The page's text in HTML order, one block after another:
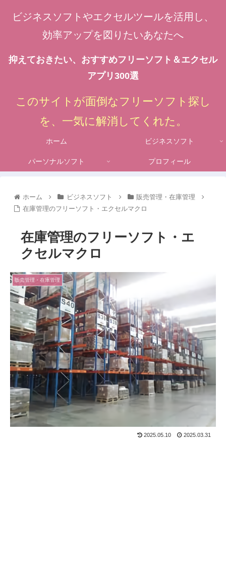
ビジネスソフトやエクセルツールを活用し、
効率アップを図りたいあなたへ
抑えておきたい、おすすめフリーソフト＆エクセル
アプリ300選
このサイトが面倒なフリーソフト探し
を、一気に解消してくれた。
ホーム ビジネスソフト
パーソナルソフト プロフィール
ホーム ビジネスソフト
販売管理・在庫管理
在庫管理のフリーソフト・エクセルマクロ
在庫管理のフリーソフト・エ
クセルマクロ
販売管理・在庫管理
2025.05.10 2025.03.31